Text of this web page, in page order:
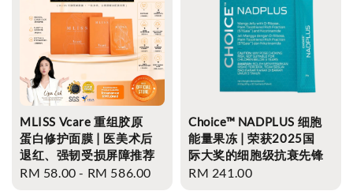
MLISS Vcare 重组胶原
蛋白修护面膜 | 医美术后
退红、强韧受损屏障推荐
Regular
RM 58.00 - RM 586.00
Choice™ NADPLUS 细胞
能量果冻 | 荣获2025国
际大奖的细胞级抗衰先锋
Regular
RM 241.00